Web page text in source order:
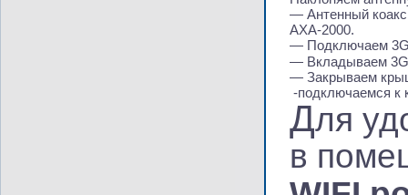
— Антенный
AXA-2000.
— Подключаем
— Вкладываем
— Закрываем
-подключаемся к
Для
в